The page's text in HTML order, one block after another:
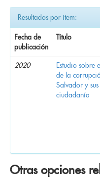
Resultados por ítem:
Fecha de
publicación
Título
2020
Estudio sobre
de la
Salvador y
ciudadanía
Otras opciones